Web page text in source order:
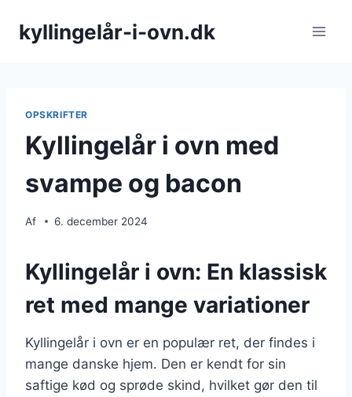
kyllingelår-i-ovn.dk
OPSKRIFTER
Kyllingelår i ovn med
svampe og bacon
Af 6. december 2024
Kyllingelår i ovn: En klassisk
ret med mange variationer
Kyllingelår i ovn er en populær ret, der findes i
mange danske hjem. Den er kendt for sin
saftige kød og sprøde skind, hvilket gør den til